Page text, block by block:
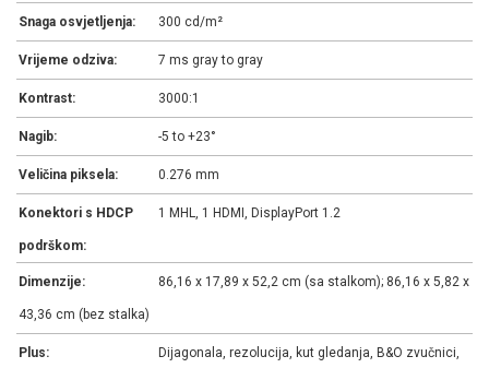
Snaga osvjetljenja: 300 cd/m²
Vrijeme odziva: 7 ms gray to gray
Kontrast: 3000:1
Nagib: -5 to +23°
Veličina piksela: 0.276 mm
Konektori s HDCP
podrškom:
1 MHL, 1 HDMI, DisplayPort 1.2
Dimenzije: 86,16 x 17,89 x 52,2 cm (sa stalkom); 86,16 x 5,82 x
43,36 cm (bez stalka)
Plus: Dijagonala, rezolucija, kut gledanja, B&O zvučnici,